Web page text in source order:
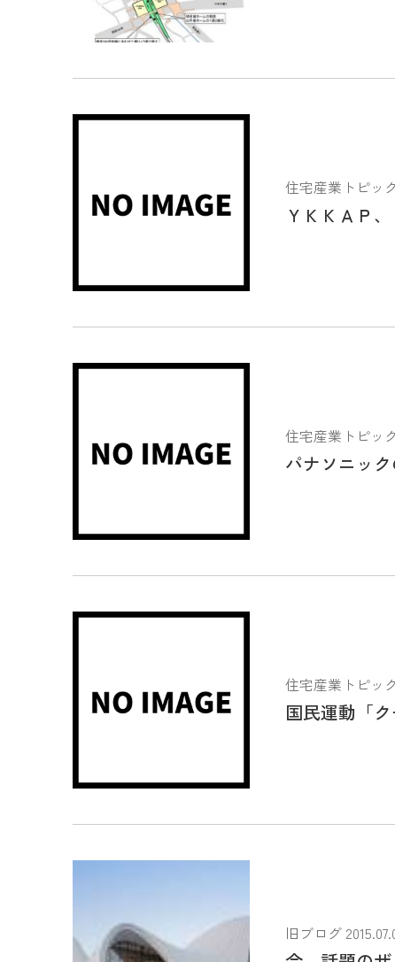
住宅産業トピッ
ＹＫＫＡＰ
住宅産業トピッ
パナソニッ
住宅産業トピッ
国民運動「
旧ブログ